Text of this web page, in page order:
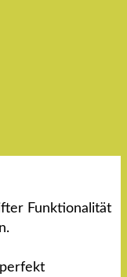
Funktionalität